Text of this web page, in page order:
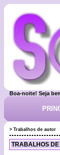
Boa-noite! Seja
> Trabalhos de autor
TRABALHOS